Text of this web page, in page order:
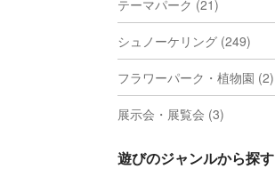
テーマパーク (21)
シュノーケリング (249)
フラワーパーク・植物園 (2)
展示会・展覧会 (3)
遊びのジャンルから探す